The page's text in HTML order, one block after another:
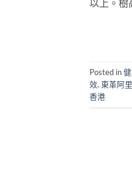
以上。樹
Posted in
效, 東革阿
香港